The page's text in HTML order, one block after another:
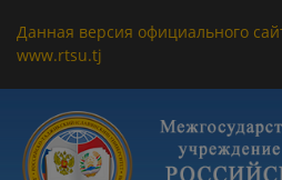
Данная версия официального
www.rtsu.tj